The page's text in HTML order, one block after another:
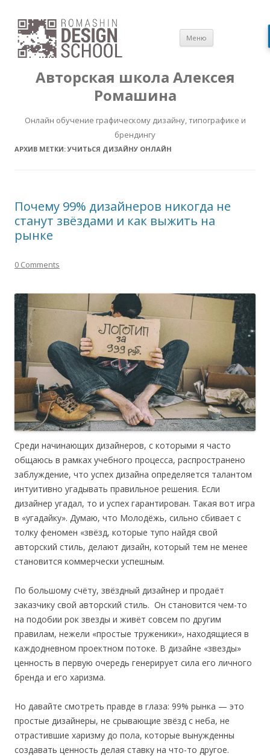
Авторская школа Алексея
Ромашина
Онлайн обучение графическому дизайну, типографике и
брендингу
Меню
содержимому
АРХИВ МЕТКИ: УЧИТЬСЯ ДИЗАЙНУ ОНЛАЙН
Почему 99% дизайнеров никогда не
станут звёздами и как выжить на
рынке
0 Comments
Среди начинающих дизайнеров, с которыми я часто
общаюсь в рамках учебного процесса, распространено
заблуждение, что успех дизайна определяется талантом
интуитивно угадывать правильное решения. Если
дизайнер угадал, то и успех гарантирован. Такая вот игра
в «угадайку». Думаю, что Молодёжь, сильно сбивает с
толку феномен «звёзд, которые тупо найдя свой
авторский стиль, делают дизайн, который тем не менее
становится коммерчески успешным.
По большому счёту, звёздный дизайнер и продаёт
заказчику свой авторский стиль. Он становится чем-то
на подобии рок звезды и живёт совсем по другим
правилам, нежели «простые труженики», находящиеся в
каждодневном проектном потоке. В дизайне «звезды»
ценность в первую очередь генерирует сила его личного
бренда и его харизма.
Но давайте смотреть правде в глаза: 99% рынка — это
простые дизайнеры, не срывающие звёзд с неба, не
отрастившие харизму до пола, которые вынужденны
создавать ценность делая ставку на что-то другое.